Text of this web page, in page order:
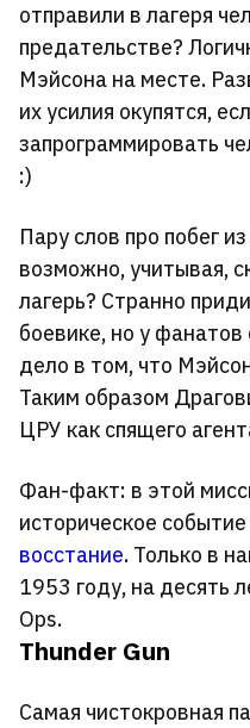
отправили в лагеря
предательстве?
Мэйсона на месте.
их усилия окупятся,
запрограммировать
:)
Пару слов про побег
возможно, учитывая,
лагерь? Странно
боевике, но у
дело в том, что
Таким образом
ЦРУ как спящего
Фан-факт: в этой
историческое
восстание. Только в
1953 году, на десять
Ops.
Thunder Gun
Самая чистокровная